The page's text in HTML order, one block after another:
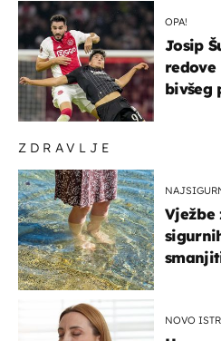
ZDRAVLJE
Vježbe
NOVO
OPA!
Josip
bivšeg